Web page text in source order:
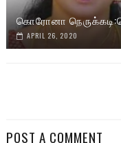
கொரோனா
APRIL 26, 2020
POST A COMMENT